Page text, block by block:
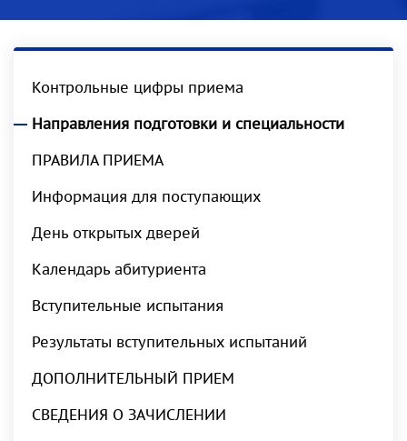
Контрольные цифры приема
Направления подготовки и специальности
ПРАВИЛА ПРИЕМА
Информация для поступающих
День открытых дверей
Календарь абитуриента
Вступительные испытания
Результаты вступительных испытаний
ДОПОЛНИТЕЛЬНЫЙ ПРИЕМ
СВЕДЕНИЯ О ЗАЧИСЛЕНИИ